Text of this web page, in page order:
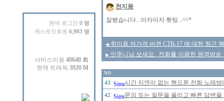
현재 로그인 0 명
캐스트킷회원 6,983 명
천지몽
잘봤습니다...아자아자 홧팅...^^*
◀ 취미용 저가격 버젼 CTB-17 에 대한 최근
▶ 인주니님 보세요.. 전화를 이용한 원격방송
NO
43 시간 지연이 없는 핸드폰 전화 노래
42 문의 또는 질문을 올리고 빠른 답변